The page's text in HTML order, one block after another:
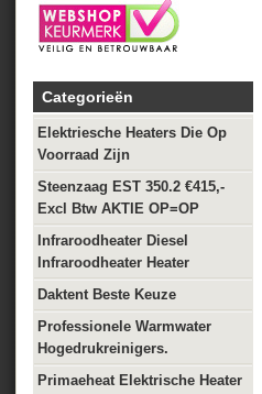
Categorieën
Elektriesche Heaters Die Op
Voorraad Zijn
Steenzaag EST 350.2 €415,-
Excl Btw AKTIE OP=OP
Infraroodheater Diesel
Infraroodheater Heater
Daktent Beste Keuze
Professionele Warmwater
Hogedrukreinigers.
Primaeheat Elektrische Heater